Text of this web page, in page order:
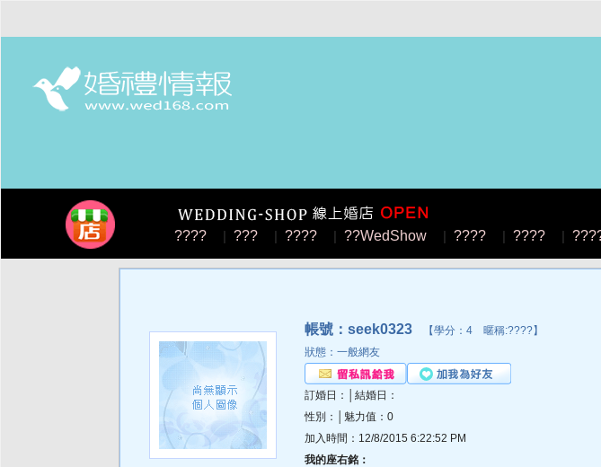
???? | ??? | ???? | ??WedShow | ???? | ???? |
帳號：seek0323 【學分：4 暱稱:????】
狀態：一般網友
訂婚日：│結婚日：
性別：│魅力值：0
加入時間：12/8/2015 6:22:52 PM
我的座右銘：